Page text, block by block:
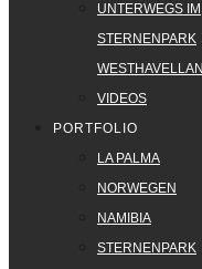
UNTERWEGS IM
STERNENPARK
VIDEOS
PORTFOLIO
LA PALMA
NORWEGEN
NAMIBIA
STERNENPARK